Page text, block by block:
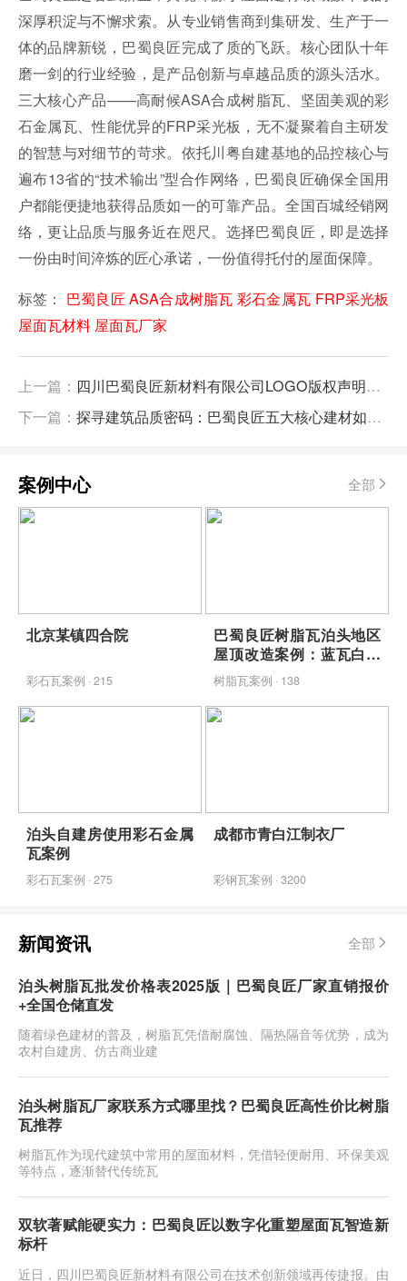
深厚积淀与不懈求索。从专业销售商到集研发、生产于一
体的品牌新锐，巴蜀良匠完成了质的飞跃。核心团队十年
磨一剑的行业经验，是产品创新与卓越品质的源头活水。
三大核心产品——高耐候ASA合成树脂瓦、坚固美观的彩
石金属瓦、性能优异的FRP采光板，无不凝聚着自主研发
的智慧与对细节的苛求。依托川粤自建基地的品控核心与
遍布13省的“技术输出”型合作网络，巴蜀良匠确保全国用
户都能便捷地获得品质如一的可靠产品。全国百城经销网
络，更让品质与服务近在咫尺。选择巴蜀良匠，即是选择
一份由时间淬炼的匠心承诺，一份值得托付的屋面保障。
标签： 巴蜀良匠 ASA合成树脂瓦 彩石金属瓦 FRP采光板
屋面瓦材料 屋面瓦厂家
上一篇： ​​四川巴蜀良匠新材料有限公司LOGO版权声明暨品牌标识正式发布​
下一篇： 探寻建筑品质密码：巴蜀良匠五大核心建材如何重塑空间价值
案例中心 全部
北京某镇四合院
彩石瓦案例 · 215
巴蜀良匠树脂瓦泊头地区
屋顶改造案例：蓝瓦白墙
映青山，包工包料省心焕
新
树脂瓦案例 · 138
泊头自建房使用彩石金属
瓦案例
彩石瓦案例 · 275
成都市青白江制衣厂
彩钢瓦案例 · 3200
新闻资讯 全部
泊头树脂瓦批发价格表2025版｜巴蜀良匠厂家直销报价
+全国仓储直发
随着绿色建材的普及，树脂瓦凭借耐腐蚀、隔热隔音等优势，成为
农村自建房、仿古商业建
泊头树脂瓦厂家联系方式哪里找？巴蜀良匠高性价比树脂
瓦推荐
树脂瓦作为现代建筑中常用的屋面材料，凭借轻便耐用、环保美观
等特点，逐渐替代传统瓦
双软著赋能硬实力：巴蜀良匠以数字化重塑屋面瓦智造新
标杆
近日，四川巴蜀良匠新材料有限公司在技术创新领域再传捷报。由